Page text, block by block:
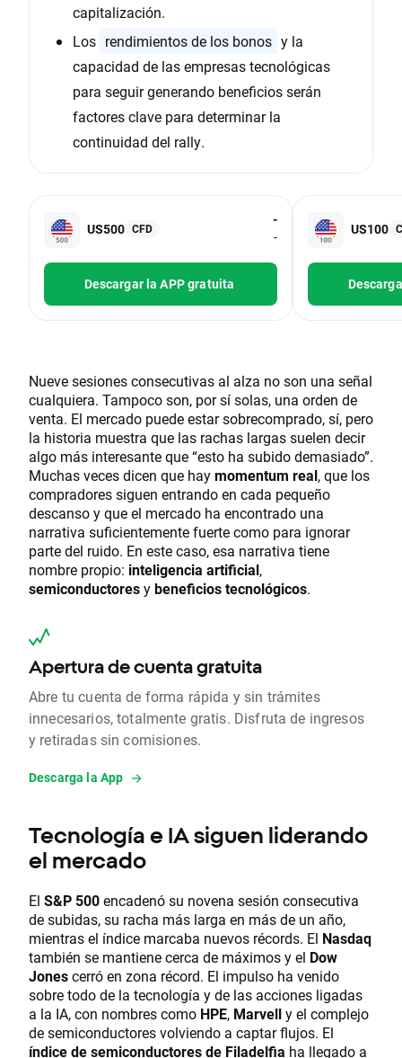
capitalización.
Los rendimientos de los bonos y la
capacidad de las empresas tecnológicas
para seguir generando beneficios serán
factores clave para determinar la
continuidad del rally.
US500 CFD
-
-
Descargar la APP gratuita
US100
Nueve sesiones consecutivas al alza no son una señal
cualquiera. Tampoco son, por sí solas, una orden de
venta. El mercado puede estar sobrecomprado, sí, pero
la historia muestra que las rachas largas suelen decir
algo más interesante que “esto ha subido demasiado”.
Muchas veces dicen que haymomentum real, que los
compradores siguen entrando en cada pequeño
descanso y que el mercado ha encontrado una
narrativa suficientemente fuerte como para ignorar
parte del ruido. En este caso, esa narrativa tiene
nombre propio: inteligencia artificial,
semiconductoresybeneficios tecnológicos.
Apertura de cuenta gratuita
Abre tu cuenta de forma rápida y sin trámites
innecesarios, totalmente gratis. Disfruta de ingresos
y retiradas sin comisiones.
Descarga la App
Tecnología e IA siguen liderando
el mercado
El S&P 500encadenó su novena sesión consecutiva
de subidas, su racha más larga en más de un año,
mientras el índice marcaba nuevos récords. El Nasdaq
también se mantiene cerca de máximos y el Dow
Jonescerró en zona récord. El impulso ha venido
sobre todo de la tecnología y de las acciones ligadas
a la IA, con nombres como HPE, Marvelly el complejo
de semiconductores volviendo a captar flujos. El
índice de semiconductores de Filadelfia ha llegado a